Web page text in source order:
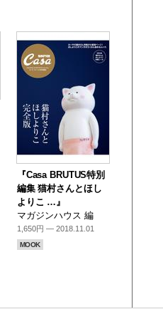
『Casa BRUTUS特別
編集 猫村さんとほし
よりこ …』
マガジンハウス 編
1,650円 — 2018.11.01
MOOK